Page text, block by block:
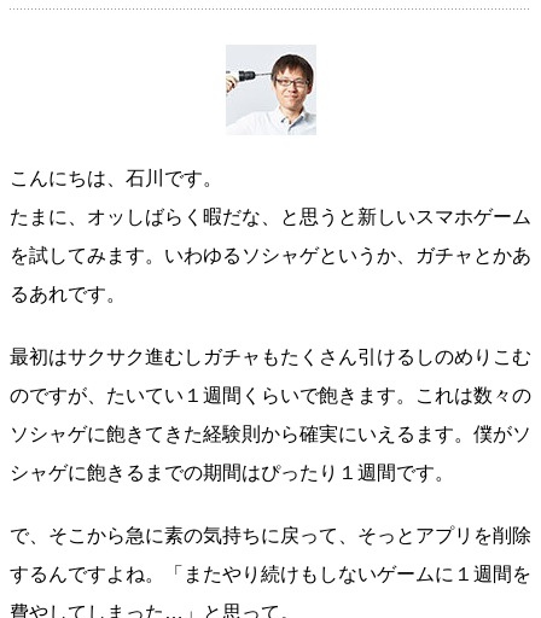
こんにちは、石川です。
たまに、オッしばらく暇だな、と思うと新しいスマホゲーム
を試してみます。いわゆるソシャゲというか、ガチャとかあ
るあれです。
最初はサクサク進むしガチャもたくさん引けるしのめりこむ
のですが、たいてい１週間くらいで飽きます。これは数々の
ソシャゲに飽きてきた経験則から確実にいえるます。僕がソ
シャゲに飽きるまでの期間はぴったり１週間です。
で、そこから急に素の気持ちに戻って、そっとアプリを削除
するんですよね。「またやり続けもしないゲームに１週間を
費やしてしまった…」と思って。